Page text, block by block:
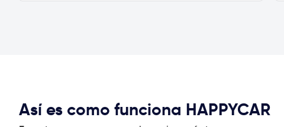
Así es como funciona HAPPYCAR